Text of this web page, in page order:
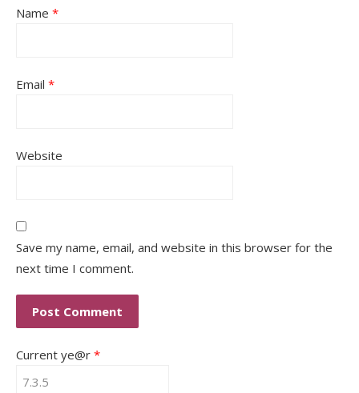
Name *
Email *
Website
Save my name, email, and website in this browser for the
next time I comment.
Current ye@r *